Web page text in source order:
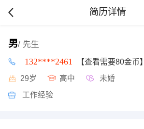
简历详情
男/ 先生
132****2461 【查看需要80金币】
29岁 高中 未婚
工作经验